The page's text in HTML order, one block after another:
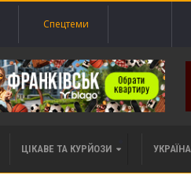
Спецтеми
ЦІКАВЕ ТА КУРЙОЗИ